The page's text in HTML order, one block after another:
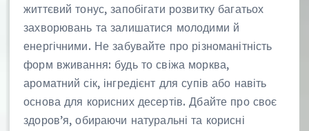
життєвий тонус, запобігати розвитку багатьох
захворювань та залишатися молодими й
енергічними. Не забувайте про різноманітність
форм вживання: будь то свіжа морква,
ароматний сік, інгредієнт для супів або навіть
основа для корисних десертів. Дбайте про своє
здоров’я, обираючи натуральні та корисні